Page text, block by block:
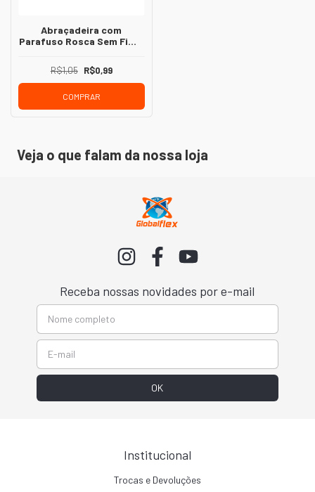
Abraçadeira com
Parafuso Rosca Sem Fim –
Mangueiras
R$1,05 R$0,99
COMPRAR
Veja o que falam da nossa loja
Receba nossas novidades por e-mail
Institucional
Trocas e Devoluções